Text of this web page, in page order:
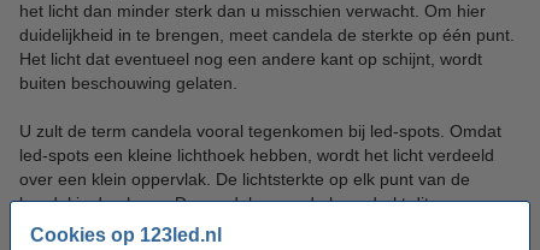
Cookies op 123led.nl
het licht dan minder sterk dan u misschien verwacht. Om hier
duidelijkheid in te brengen, meet candela de sterkte op één punt.
Het licht dat eventueel nog een andere kant op schijnt, wordt
buiten beschouwing gelaten.
U zult de term candela vooral tegenkomen bij led-spots. Omdat
led-spots een kleine lichthoek hebben, wordt het licht verdeeld
over een klein oppervlak. De lichtsterkte op elk punt van de
bundel is dan hoog. De candela-waarde benadrukt dit.